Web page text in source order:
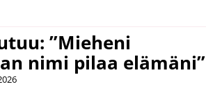
”Mieheni
nimi pilaa elämäni”